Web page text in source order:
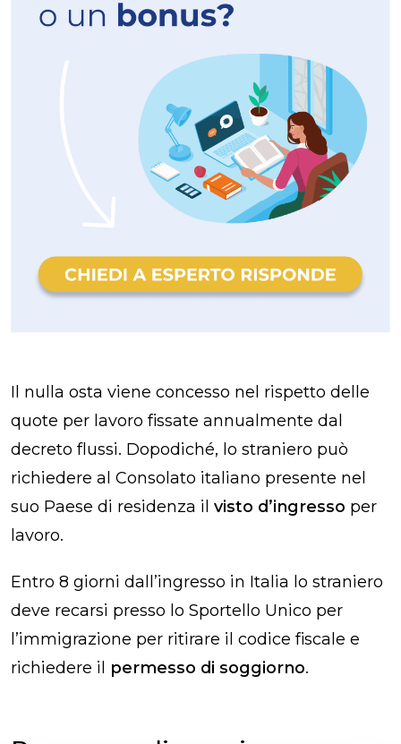
Il nulla osta viene concesso nel rispetto delle
quote per lavoro fissate annualmente dal
decreto flussi. Dopodiché, lo straniero può
richiedere al Consolato italiano presente nel
suo Paese di residenza il visto d’ingresso per
lavoro.
Entro 8 giorni dall’ingresso in Italia lo straniero
deve recarsi presso lo Sportello Unico per
l’immigrazione per ritirare il codice fiscale e
richiedere il permesso di soggiorno.